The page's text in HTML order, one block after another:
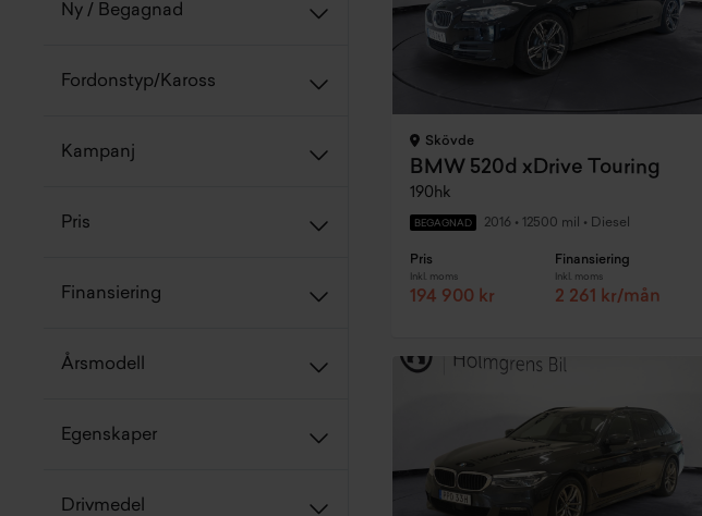
Ny / Begagnad
Fordonstyp/Kaross
Kampanj
Pris
Finansiering
Årsmodell
Egenskaper
Drivmedel
Skövde
BMW 520d xDrive Touring
190hk
BEGAGNAD 2016 • 12500 mil • Diesel
Pris
Inkl. moms
194 900 kr
Finansiering
Inkl. moms
2 261 kr/mån